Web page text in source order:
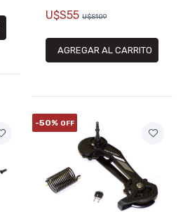
U$S55 U$S109
AGREGAR AL CARRITO
-50% OFF